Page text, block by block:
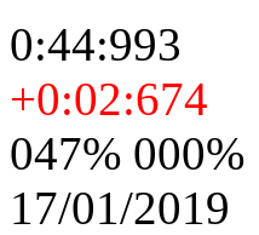
0:44:993
+0:02:674
047%
17/01/2019